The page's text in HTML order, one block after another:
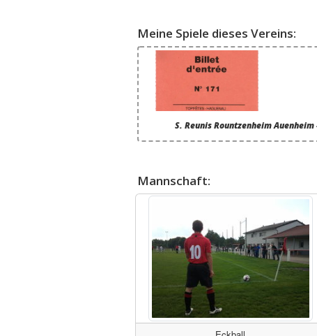
Meine Spiele dieses Vereins:
S. Reunis Rountzenheim
Mannschaft: